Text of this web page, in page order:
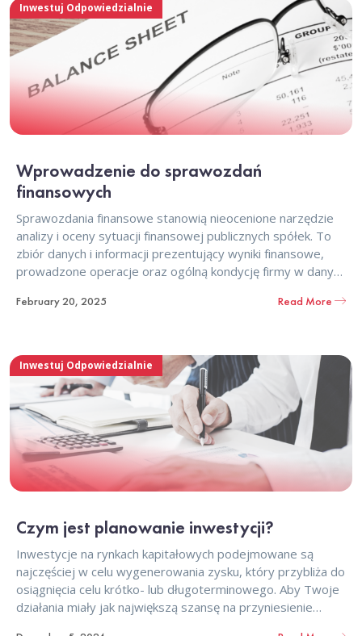
Inwestuj Odpowiedzialnie
Wprowadzenie do sprawozdań
finansowych
Sprawozdania finansowe stanowią nieocenione narzędzie
analizy i oceny sytuacji finansowej publicznych spółek. To
zbiór danych i informacji prezentujący wyniki finansowe,
prowadzone operacje oraz ogólną kondycję firmy w danym
dokumentów jest kluczowa w
February 20, 2025 Read More
Inwestuj Odpowiedzialnie
Czym jest planowanie inwestycji?
Inwestycje na rynkach kapitałowych podejmowane są
najczęściej w celu wygenerowania zysku, który przybliża do
osiągnięcia celu krótko- lub długoterminowego. Aby Twoje
działania miały jak największą szansę na przyniesienie